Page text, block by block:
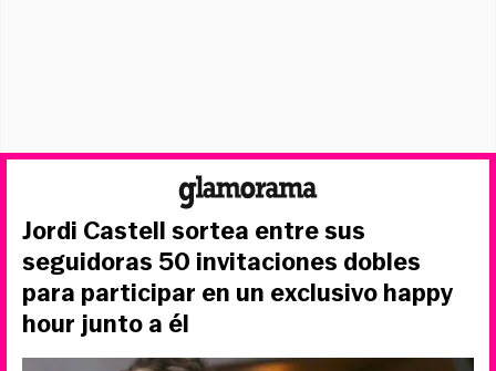
Jordi Castell sortea entre sus
seguidoras 50 invitaciones dobles
para participar en un exclusivo happy
hour junto a él